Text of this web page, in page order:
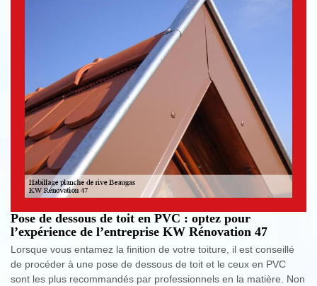
Pose de dessous de toit en PVC : optez pour
l’expérience de l’entreprise KW Rénovation 47
Lorsque vous entamez la finition de votre toiture, il est conseillé
de procéder à une pose de dessous de toit et le ceux en PVC
sont les plus recommandés par professionnels en la matière. Non